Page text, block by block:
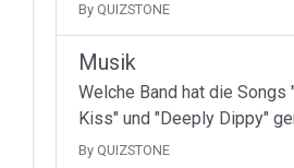
By QUIZSTONE
Musik
Welche Band hat die Songs
Kiss" und "Deeply Dippy"
By QUIZSTONE